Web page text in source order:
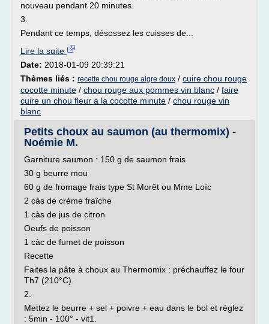
nouveau pendant 20 minutes.
3.
Pendant ce temps, désossez les cuisses de...
Lire la suite
Date: 2018-01-09 20:39:21
Thèmes liés : recette chou rouge aigre doux / cuire chou rouge
cocotte minute / chou rouge aux pommes vin blanc / faire
cuire un chou fleur a la cocotte minute / chou rouge vin
blanc
Petits choux au saumon (au thermomix) -
Noémie M.
Garniture saumon : 150 g de saumon frais
30 g beurre mou
60 g de fromage frais type St Morêt ou Mme Loïc
2 càs de crème fraîche
1 càs de jus de citron
Oeufs de poisson
1 càc de fumet de poisson
Recette
Faites la pâte à choux au Thermomix : préchauffez le four
Th7 (210°C).
2.
Mettez le beurre + sel + poivre + eau dans le bol et réglez
: 5min - 100° - vit1.